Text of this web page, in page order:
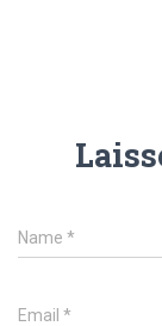
Name *
Email *